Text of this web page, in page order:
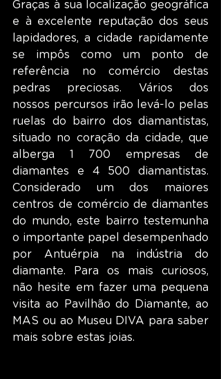
Graças à sua localização geográfica
e à excelente reputação dos seus
lapidadores, a cidade rapidamente
se impôs como um ponto de
referência no comércio destas
pedras preciosas. Vários dos
nossos percursos irão levá-lo pelas
ruelas do bairro dos diamantistas,
situado no coração da cidade, que
alberga 1 700 empresas de
diamantes e 4 500 diamantistas.
Considerado um dos maiores
centros de comércio de diamantes
do mundo, este bairro testemunha
o importante papel desempenhado
por Antuérpia na indústria do
diamante. Para os mais curiosos,
não hesite em fazer uma pequena
visita ao Pavilhão do Diamante, ao
MAS ou ao Museu DIVA para saber
mais sobre estas joias.